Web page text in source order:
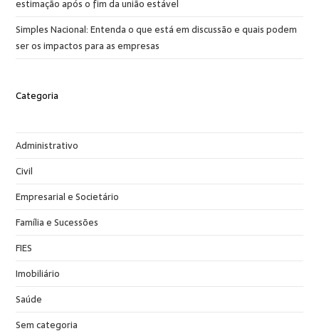
estimação após o fim da união estável
Simples Nacional: Entenda o que está em discussão e quais podem
ser os impactos para as empresas
Categoria
Administrativo
Civil
Empresarial e Societário
Família e Sucessões
FIES
Imobiliário
Saúde
Sem categoria